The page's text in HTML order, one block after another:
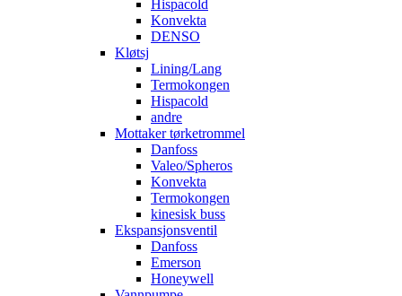
Hispacold
Konvekta
DENSO
Kløtsj
Lining/Lang
Termokongen
Hispacold
andre
Mottaker tørketrommel
Danfoss
Valeo/Spheros
Konvekta
Termokongen
kinesisk buss
Ekspansjonsventil
Danfoss
Emerson
Honeywell